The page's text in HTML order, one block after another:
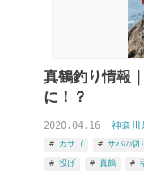
真鶴釣り情報
に！？
2020.04.16 神奈川
カサゴ サバの切
投げ 真鶴